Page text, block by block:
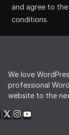
and agree to the
conditions.
We love
professional
website to the